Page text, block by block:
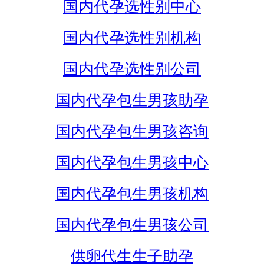
国内代孕选性别中心
国内代孕选性别机构
国内代孕选性别公司
国内代孕包生男孩助孕
国内代孕包生男孩咨询
国内代孕包生男孩中心
国内代孕包生男孩机构
国内代孕包生男孩公司
供卵代生生子助孕